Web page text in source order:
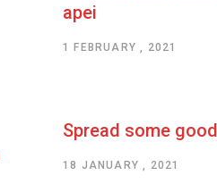
apei
1 FEBRUARY , 2021
Spread some
18 JANUARY , 2021